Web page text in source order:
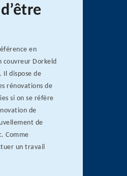
en
couvreur Dorkeld
dispose de
rénovations de
si on se réfère
de
de
Comme
un travail